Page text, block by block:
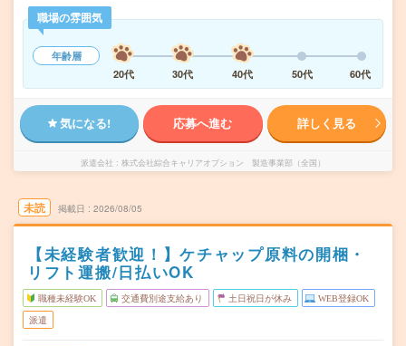
職場の雰囲気
年齢層
20代
30代 40代 50代 60代
気になる! 応募へ進む 詳しく見る
派遣会社 株式会社綜合キャリアオプション 製造事業部（全国）
未読 掲載日 2026/08/05
【未経験者歓迎！】ケチャップ原料の開梱・
リフト運搬/日払いOK
職種未経験OK 交通費別途支給あり 土日祝日が休み WEB登録OK
派遣